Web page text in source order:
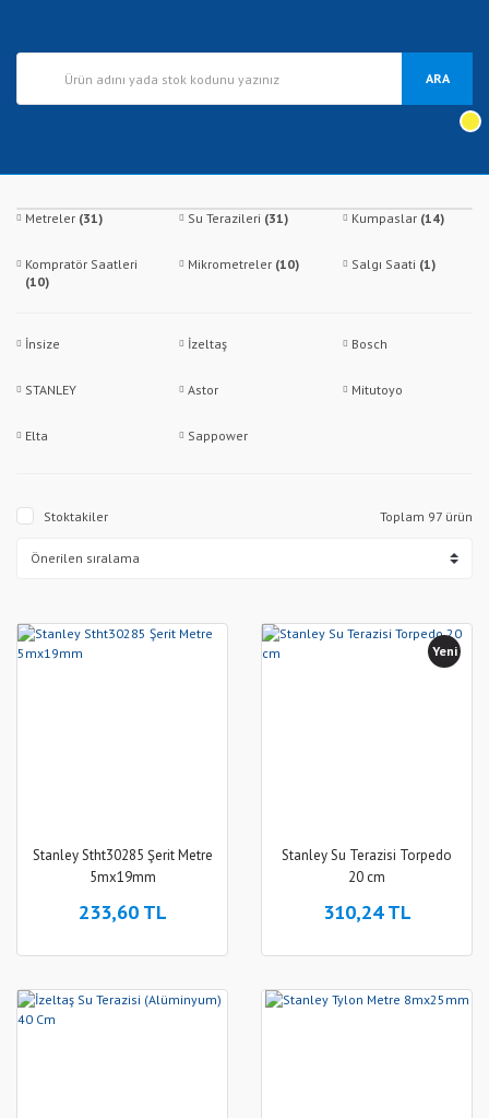
ARA
Metreler (31) Su Terazileri (31) Kumpaslar (14)
Kompratör Saatleri
(10)
Mikrometreler (10) Salgı Saati (1)
İnsize İzeltaş Bosch
STANLEY Astor Mitutoyo
Elta Sappower
Stoktakiler Toplam 97 ürün
Stanley Stht30285 Şerit Metre
5mx19mm
233,60 TL
Yeni
Stanley Su Terazisi Torpedo
20 cm
310,24 TL